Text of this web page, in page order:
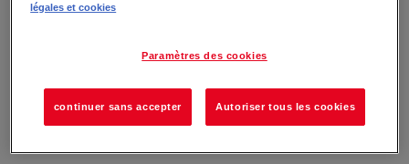
légales et cookies
Paramètres des cookies
continuer sans accepter Autoriser tous les cookies